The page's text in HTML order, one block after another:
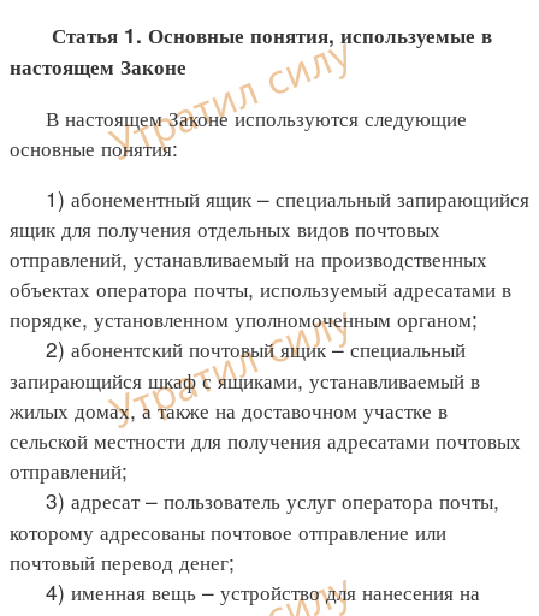
Статья 1. Основные понятия, используемые в
настоящем Законе
В настоящем Законе используются следующие
основные понятия:
1) абонементный ящик – специальный запирающийся
ящик для получения отдельных видов почтовых
отправлений, устанавливаемый на производственных
объектах оператора почты, используемый адресатами в
порядке, установленном уполномоченным органом;
2) абонентский почтовый ящик – специальный
запирающийся шкаф с ящиками, устанавливаемый в
жилых домах, а также на доставочном участке в
сельской местности для получения адресатами почтовых
отправлений;
3) адресат – пользователь услуг оператора почты,
которому адресованы почтовое отправление или
почтовый перевод денег;
4) именная вещь – устройство для нанесения на